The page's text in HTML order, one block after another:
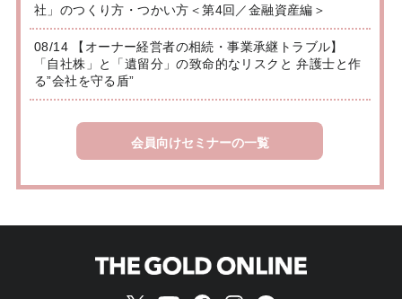
社」のつくり方・つかい方＜第4回／金融資産編＞
08/14 【オーナー経営者の相続・事業承継トラブル】
「自社株」と「遺留分」の致命的なリスクと 弁護士と作
る”会社を守る盾”
会員向けセミナーの一覧